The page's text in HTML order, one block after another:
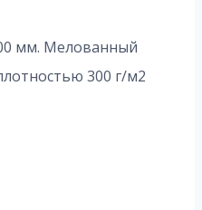
мм. Мелованный
300 г/м2